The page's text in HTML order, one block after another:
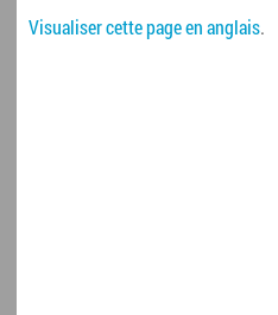
Visualiser cette page en anglais.